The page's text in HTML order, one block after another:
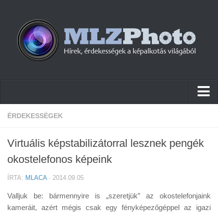
Hírek
Cikkek
Tudástár
ÉRDEKESSÉGEK
Virtuális képstabilizátorral lesznek pengék
okostelefonos képeink
ÍRTA: MLACA· 2014.09.05
Valljuk be: bármennyire is „szeretjük” az okostelefonjaink
kameráit, azért mégis csak egy fényképezőgéppel az igazi